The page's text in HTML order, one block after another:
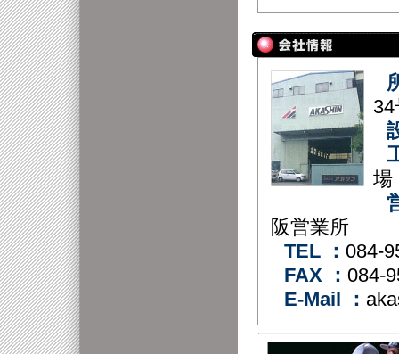
場
阪営業所
TEL ： 084-
FAX ： 084-
E-Mail ：